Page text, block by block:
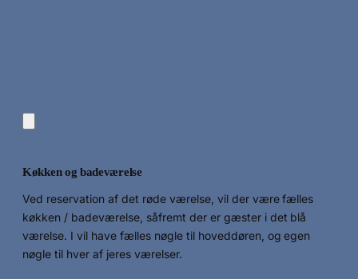
Køkken og badeværelse
Ved reservation af det røde værelse, vil der være fælles
køkken / badeværelse, såfremt der er gæster i det blå
værelse. I vil have fælles nøgle til hoveddøren, og egen
nøgle til hver af jeres værelser.